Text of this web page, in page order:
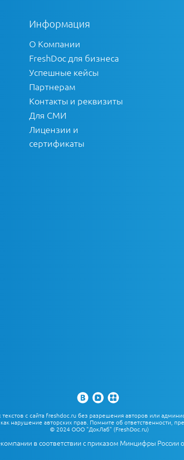
Информация
О Компании
FreshDoc для бизнеса
Успешные кейсы
Партнерам
Контакты и реквизиты
Для СМИ
Лицензии и
сертификаты
с сайта freshdoc.ru без разрешения авторов или
как нарушение авторских прав. Помните об ответственности,
© 2024 ООО "ДокЛаб" (FreshDoc.ru)
в соответствии с приказом Минцифры России